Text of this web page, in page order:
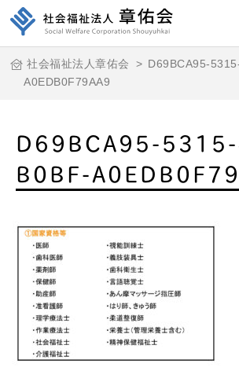
社会福祉法人章佑会 > D69BCA95-
A0EDB0F79AA9
D69BCA95-
B0BF-